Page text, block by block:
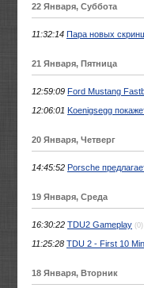
22 Января, Суббота
11:32:14 Пара новых
21 Января, Пятница
12:59:09 Ford Mustang
12:06:01 Koenigsegg
20 Января, Четверг
14:45:52 Porsche
19 Января, Среда
16:30:22 TDU2 Gameplay (0)
11:25:28 TDU 2 - First 10
18 Января, Вторник